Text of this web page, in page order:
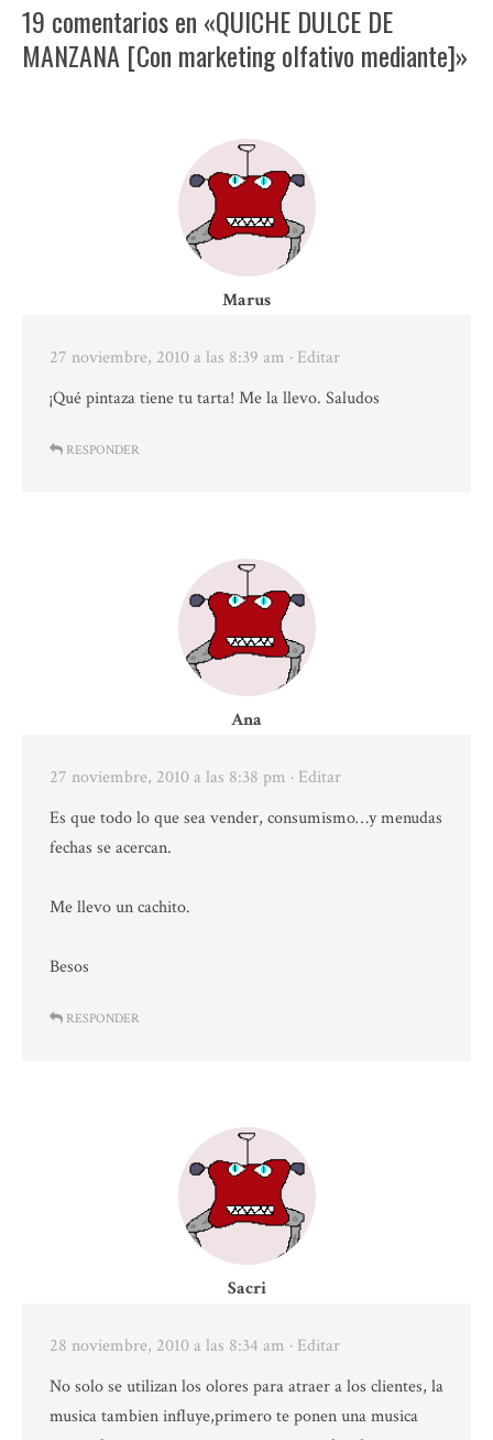
19 comentarios en «QUICHE DULCE DE
MANZANA [Con marketing olfativo mediante]»
Marus
27 noviembre, 2010 a las 8:39 am · Editar
¡Qué pintaza tiene tu tarta! Me la llevo. Saludos
RESPONDER
Ana
27 noviembre, 2010 a las 8:38 pm · Editar
Es que todo lo que sea vender, consumismo…y menudas
fechas se acercan.
Me llevo un cachito.
Besos
RESPONDER
Sacri
28 noviembre, 2010 a las 8:34 am · Editar
No solo se utilizan los olores para atraer a los clientes, la
musica tambien influye,primero te ponen una musica